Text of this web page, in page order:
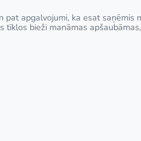
apgalvojumi, ka esat
bieži manāmas